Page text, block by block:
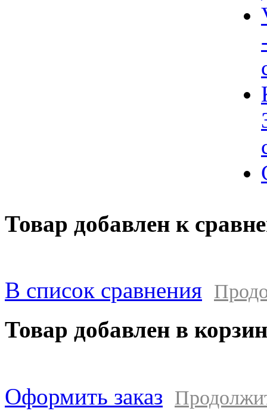
Товар добавлен к
В список сравнения
Товар добавлен в
Оформить заказ